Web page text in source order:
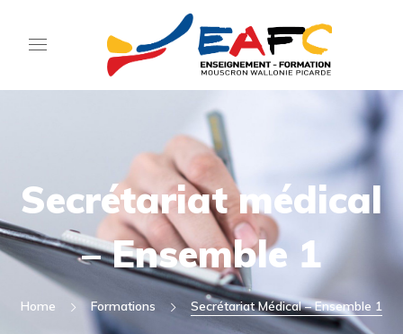
Secrétariat médical
– Ensemble 1
Home Formations Secrétariat Médical – Ensemble 1